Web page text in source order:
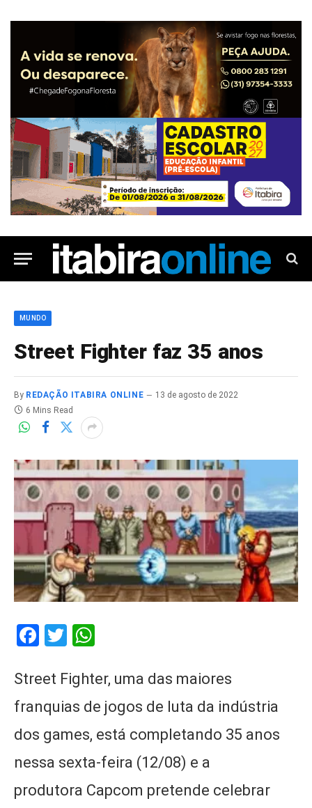
MUNDO
Street Fighter faz 35 anos
By REDAÇÃO ITABIRA ONLINE
13 de agosto de 2022
6 Mins Read
Facebook
Twitter
Street Fighter, uma das maiores
franquias de jogos de luta da indústria
dos games, está completando 35 anos
nessa sexta-feira (12/08) e a
produtora Capcom pretende celebrar